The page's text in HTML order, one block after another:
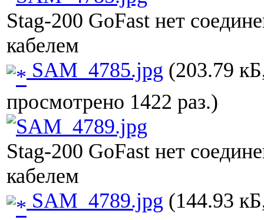
Stag-200 GoFast нет
кабелем
SAM_4785.jpg (203.79
просмотрено 1422 раз.)
Stag-200 GoFast нет
кабелем
SAM_4789.jpg (144.93